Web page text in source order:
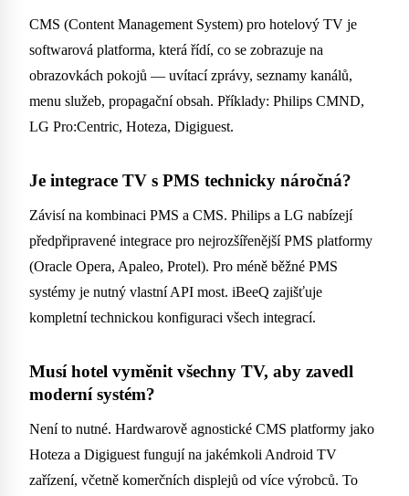
CMS (Content Management System) pro hotelový TV je
softwarová platforma, která řídí, co se zobrazuje na
obrazovkách pokojů — uvítací zprávy, seznamy kanálů,
menu služeb, propagační obsah. Příklady: Philips CMND,
LG Pro:Centric, Hoteza, Digiguest.
Je integrace TV s PMS technicky náročná?
Závisí na kombinaci PMS a CMS. Philips a LG nabízejí
předpřipravené integrace pro nejrozšířenější PMS platformy
(Oracle Opera, Apaleo, Protel). Pro méně běžné PMS
systémy je nutný vlastní API most. iBeeQ zajišťuje
kompletní technickou konfiguraci všech integrací.
Musí hotel vyměnit všechny TV, aby zavedl
moderní systém?
Není to nutné. Hardwarově agnostické CMS platformy jako
Hoteza a Digiguest fungují na jakémkoli Android TV
zařízení, včetně komerčních displejů od více výrobců. To